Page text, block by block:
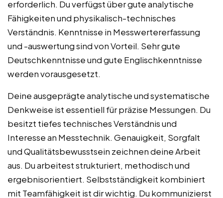
erforderlich. Du verfügst über gute analytische
Fähigkeiten und physikalisch-technisches
Verständnis. Kenntnisse in Messwertererfassung
und -auswertung sind von Vorteil. Sehr gute
Deutschkenntnisse und gute Englischkenntnisse
werden vorausgesetzt.
Deine ausgeprägte analytische und systematische
Denkweise ist essentiell für präzise Messungen. Du
besitzt tiefes technisches Verständnis und
Interesse an Messtechnik. Genauigkeit, Sorgfalt
und Qualitätsbewusstsein zeichnen deine Arbeit
aus. Du arbeitest strukturiert, methodisch und
ergebnisorientiert. Selbstständigkeit kombiniert
mit Teamfähigkeit ist dir wichtig. Du kommunizierst